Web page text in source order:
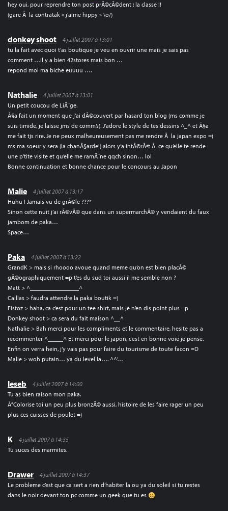
hey oui, pour reprendre ton post prÃ©cÃ©dent : la classe !!
(gare Ã la contratak « j’aime hippy » \o/)
donkey shoot
4 juillet 2007 à 13:01
tu la fait avec quoi t’as boutique je veu en ouvrir une mais je sais pas
comment …il y a bien 42stores mais bon …
repond moi ma biche euuuu ….
Nathalie
4 juillet 2007 à 13:01
Un petit coucou de LiÃ¨ge.
Ã§a fait un moment que j’ai dÃ©couvert par hasard ton blog (ms comme je
suis timide, je laisse jms de comm’s). J’adore le style de tes dessins ^_^ et Ã§a
me fait tjs rire. Je ne peux malheureusement pas me rendre Ã la japan expo =(
ms ma soeur y sera (la chanÃ§arde!) alors y’a intÃ©rÃªt Ã ce qu’elle te rende
une p’tite visite et qu’elle me ramÃ¨ne qqch sinon… lol
Bonne continuation et bonne chance pour le concours au Japon
Malie
4 juillet 2007 à 13:17
Huhu ! Jamais vu de grÃ©le ???*
Sinon cette nuit j’ai rÃ©vÃ© que dans un supermarchÃ© y vendaient du faux
jambom de paka…
Space…
Paka
4 juillet 2007 à 13:22
GrandK > mais si rhoooo avoue quand meme qu’on est bien placÃ©
gÃ©ographiquement =p t’es du sud toi aussi il me semble non ?
Matt > ^________________^
Caillas > faudra attendre la paka boutik =)
Fistoz > haha, ca c’est pour un tee shirt, mais je n’en dis point plus =p
Donkey shoot > ca sera du fait maison ^__^
Nathalie > Bah merci pour les compliments et le commentaire, hesite pas a
recommenter ^_____^ Et merci pour le japon, c’est en bonne voie je pense.
Enfin on verra hein, j’y vais pas pour faire du tourisme de toute facon =D
Malie > woh putain… ya du level la…. ^^’…
leseb
4 juillet 2007 à 14:00
Tu as bien raison mon paka.
Â°Colorise toi un peu plus bronzÃ© aussi, histoire de les faire rager un peu
plus ces cuisses de poulet =)
K
4 juillet 2007 à 14:35
Tu suces des marmites.
Drawer
4 juillet 2007 à 14:37
Le probleme c’est que ca sert a rien d’habiter la ou ya du soleil si tu restes
dans le noir devant ton pc comme un geek que tu es